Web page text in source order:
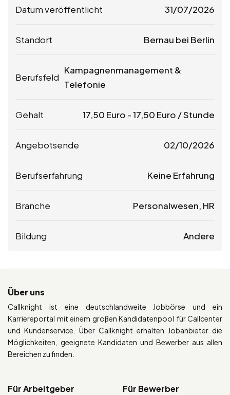
Datum veröffentlicht 31/07/2026
Standort Bernau bei Berlin
Berufsfeld
Kampagnenmanagement &
Telefonie
Gehalt 17,50 Euro -17,50 Euro / Stunde
Angebotsende 02/10/2026
Berufserfahrung Keine Erfahrung
Branche Personalwesen, HR
Bildung Andere
Über uns
Callknight ist eine deutschlandweite Jobbörse und ein
Karriereportal mit einem großen Kandidatenpool für Callcenter
und Kundenservice. Über Callknight erhalten Jobanbieter die
Möglichkeiten, geeignete Kandidaten und Bewerber aus allen
Bereichen zu finden.
Für Arbeitgeber Für Bewerber